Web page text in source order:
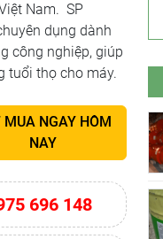
Nam. SP
dụng dành
công nghiệp, giúp
tuổi thọ cho máy.
NGAY HÔM
NAY
696 148